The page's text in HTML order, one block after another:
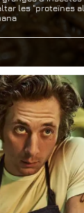
les "proteïnes